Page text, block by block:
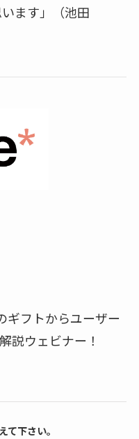
ます」（池田
ギフトからユーザー
説ウェビナー！
て下さい。